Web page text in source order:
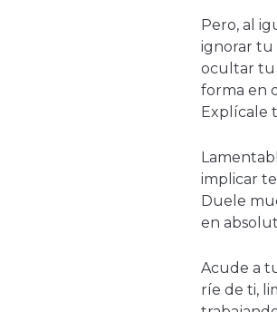
Pero, al
ignorar tu
ocultar tu
forma en
Explícale
implicar
Duele
en
Acude a
ríe de ti,